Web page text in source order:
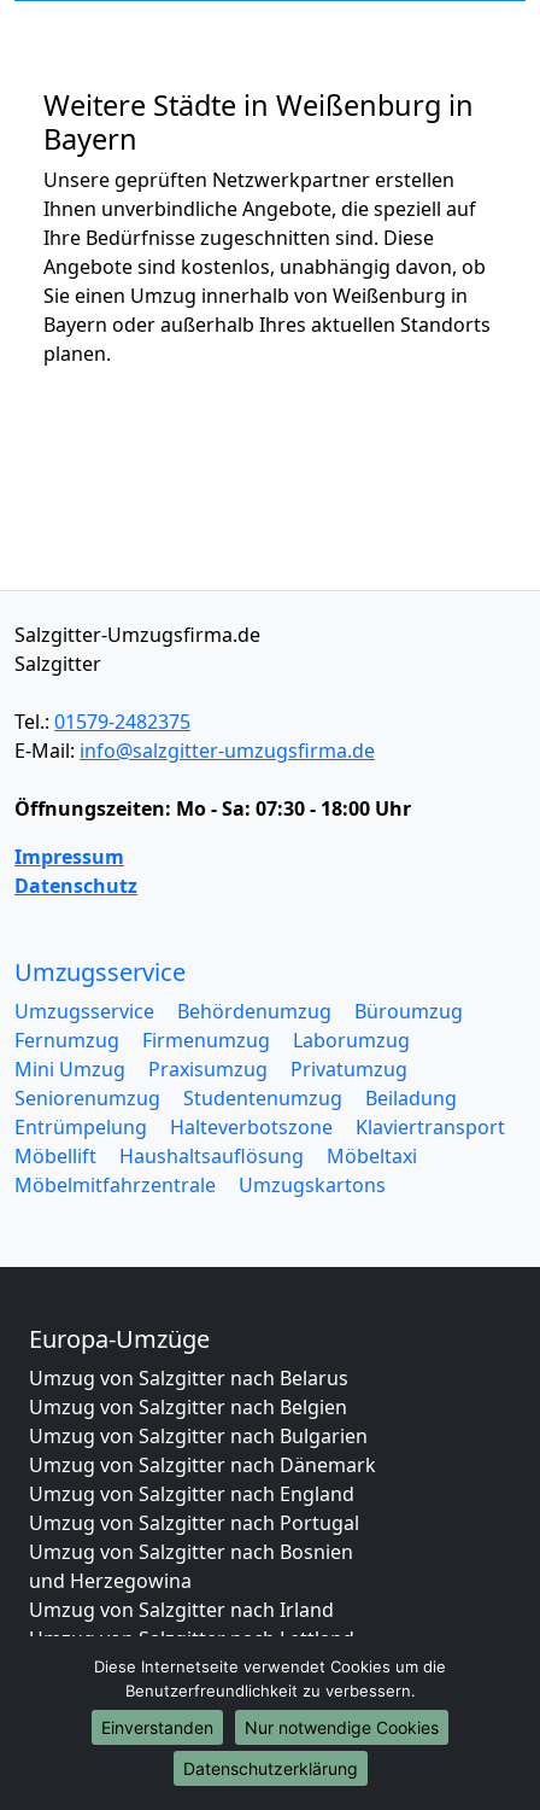
Weitere Städte in Weißenburg in
Bayern
Unsere geprüften Netzwerkpartner erstellen
Ihnen unverbindliche Angebote, die speziell auf
Ihre Bedürfnisse zugeschnitten sind. Diese
Angebote sind kostenlos, unabhängig davon, ob
Sie einen Umzug innerhalb von Weißenburg in
Bayern oder außerhalb Ihres aktuellen Standorts
planen.
Salzgitter-Umzugsfirma.de
Salzgitter
Tel.: 01579-2482375
E-Mail: info@salzgitter-umzugsfirma.de
Öffnungszeiten: Mo - Sa: 07:30 - 18:00 Uhr
Impressum
Datenschutz
Umzugsservice
Umzugsservice Behördenumzug
Büroumzug
Fernumzug
Firmenumzug
Laborumzug
Mini Umzug
Praxisumzug
Privatumzug
Seniorenumzug
Studentenumzug
Beiladung
Entrümpelung
Halteverbotszone
Klaviertransport
Möbellift
Haushaltsauflösung
Möbeltaxi
Möbelmitfahrzentrale
Umzugskartons
Europa-Umzüge
Umzug von Salzgitter nach Belarus
Umzug von Salzgitter nach Belgien
Umzug von Salzgitter nach Bulgarien
Umzug von Salzgitter nach Dänemark
Umzug von Salzgitter nach England
Umzug von Salzgitter nach Portugal
Umzug von Salzgitter nach Bosnien
und Herzegowina
Umzug von Salzgitter nach Irland
Umzug von Salzgitter nach Lettland
Umzug von Salzgitter nach Zypern
Umzug von Salzgitter nach Kroatien
Umzug von Salzgitter nach Estland
Umzug von Salzgitter nach Finnland
Umzug von Salzgitter nach Frankreich
Diese Internetseite verwendet Cookies um die
Benutzerfreundlichkeit zu verbessern.
Einverstanden
Nur notwendige Cookies
Datenschutzerklärung